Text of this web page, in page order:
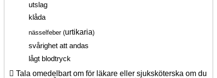
utslag
klåda
nässelfeber (urtikaria)
svårighet att andas
lågt blodtryck
 Tala omedelbart om för läkare eller sjuksköterska om du